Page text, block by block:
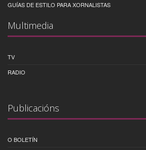
GUÍAS DE ESTILO PARA XORNALISTAS
Multimedia
TV
RADIO
Publicacións
O BOLETÍN